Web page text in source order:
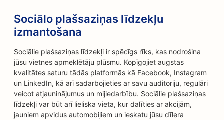
Sociālo plašsaziņas līdzekļu
izmantošana
Sociālie plašsaziņas līdzekļi ir spēcīgs rīks, kas nodrošina
jūsu vietnes apmeklētāju plūsmu. Kopīgojiet augstas
kvalitātes saturu tādās platformās kā Facebook, Instagram
un LinkedIn, kā arī sadarbojieties ar savu auditoriju, regulāri
veicot atjauninājumus un mijiedarbību. Sociālie plašsaziņas
līdzekļi var būt arī lieliska vieta, kur dalīties ar akcijām,
jauniem apvidus automobiļiem un ieskatu jūsu dīlera